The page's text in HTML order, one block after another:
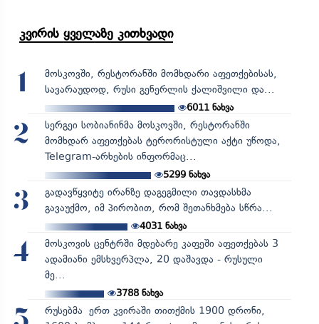
კვირის ყველაზე კითხვადი
1
მოსკოვში, რესტორანში მომხდარი აფეთქებისას,
სავარაუდოდ, რუსი გენერლის ქალიშვილი და...
6011 ნახვა
2
სერგეი სობიანინმა მოსკოვში, რესტორანში
მომხდარ აფეთქებას ტერორისტული აქტი უწოდა,
Telegram-არხების ინფორმაც...
5299ნახვა
3
გადავწყვიტე ირანზე დაგეგმილი თავდასხმა
გავაუქმო, იმ პირობით, რომ შეთანხმება სწრა...
4031ნახვა
4
მოსკოვის ცენტრში მდებარე კაფეში აფეთქებას 3
ადამიანი ემსხვერპლა, 20 დაშავდა - რუსული
მე...
3788ნახვა
რუსებმა ერთ კვირაში თითქმის 1900 დრონი,